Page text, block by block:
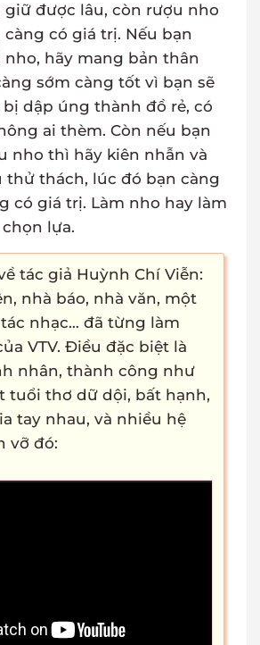
được lâu, còn rượu nho
có giá trị. Nếu bạn
hãy mang bản thân
sớm càng tốt vì bạn sẽ
dập úng thành đồ rẻ, có
ai thèm. Còn nếu bạn
nho thì hãy kiên nhẫn và
thử thách, lúc đó bạn càng
có giá trị. Làm nho hay làm
lựa.
tác giả Huỳnh Chí Viễn:
nhà báo, nhà văn, một
nhạc… đã từng làm
VTV. Điều đặc biệt là
nhân, thành công như
tuổi thơ dữ dội, bất hạnh,
tay nhau, và nhiều hệ
vỡ đó: